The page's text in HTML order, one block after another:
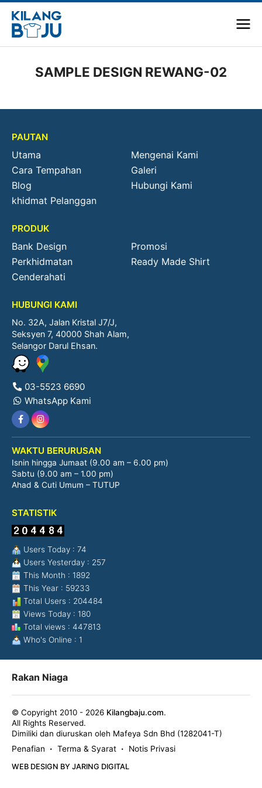
SAMPLE DESIGN REWANG-02
PAUTAN
Utama
Mengenai Kami
Cara Tempahan
Galeri
Blog
Hubungi Kami
khidmat Pelanggan
PRODUK
Bank Design
Promosi
Perkhidmatan
Ready Made Shirt
Cenderahati
HUBUNGI KAMI
No. 32A, Jalan Kristal J7/J,
Seksyen 7, 40000 Shah Alam,
Selangor Darul Ehsan.
03-5523 6690
WhatsApp Kami
WAKTU BERURUSAN
Isnin hingga Jumaat (9.00 am – 6.00 pm)
Sabtu (9.00 am – 1.00 pm)
Ahad & Cuti Umum – TUTUP
STATISTIK
Users Today : 74
Users Yesterday : 257
This Month : 1892
This Year : 59233
Total Users : 204484
Views Today : 180
Total views : 447813
Who's Online : 1
Rakan Niaga
© Copyright 2010 - 2026 Kilangbaju.com.
All Rights Reserved.
Dimiliki dan diuruskan oleh Mafeya Sdn Bhd (1282041-T)
Penafian
• Terma & Syarat • Notis Privasi
WEB DESIGN BY JARING DIGITAL